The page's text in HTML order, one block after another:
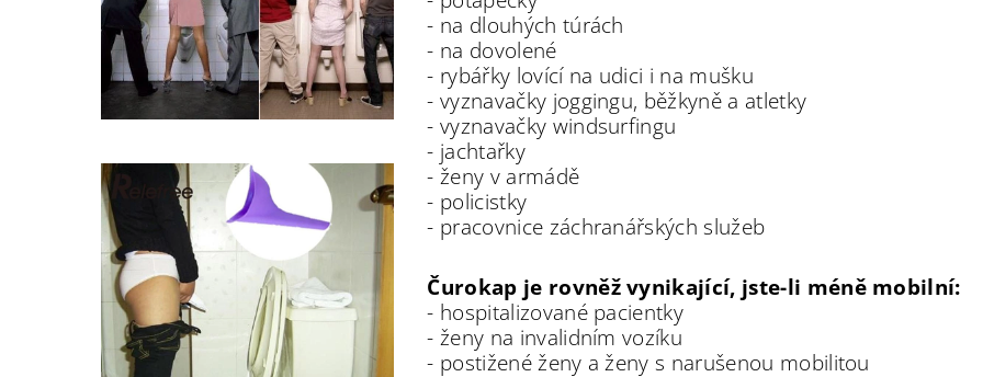
- na dlouhých túrách
- na dovolené
- rybářky lovící na udici i na mušku
- vyznavačky joggingu, běžkyně a atletky
- vyznavačky windsurfingu
- jachtařky
- ženy v armádě
- policistky
- pracovnice záchranářských služeb
Čurokap je rovněž vynikající, jste-li méně mobilní:
- hospitalizované pacientky
- ženy na invalidním vozíku
- postižené ženy a ženy s narušenou mobilitou